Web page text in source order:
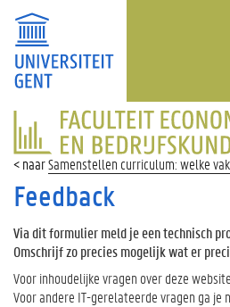
FACULTEIT
ECONOMIE
EN
BEDRIJFSKUNDE
Samenstellen curriculum: welke
Feedback
Via dit formulier meld je een technisch
Omschrijf zo precies mogelijk wat er
Voor inhoudelijke vragen over deze
Voor andere IT-gerelateerde vragen ga je